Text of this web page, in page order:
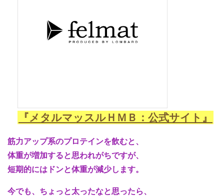
『メタルマッスルＨＭＢ：公式サイト』
筋力アップ系のプロテインを飲むと、
体重が増加すると思われがちですが、
短期的にはドンと体重が減少します。
今でも、ちょっと太ったなと思ったら、